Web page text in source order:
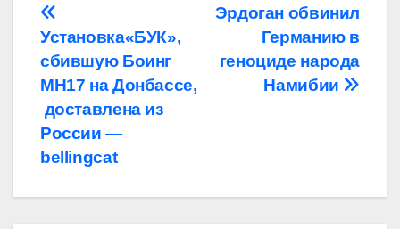
Навигация
по
записям
Эрдоган обвинил
Германию в
геноциде народа
Намибии
Установка«БУК»,
сбившую Боинг
MH17 на Донбассе,
доставлена из
России —
bellingcat